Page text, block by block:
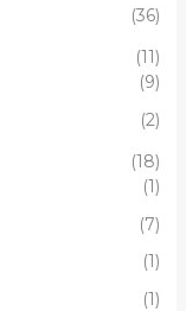
(36)
(11)
(9)
(2)
(18)
(1)
(7)
(1)
(1)